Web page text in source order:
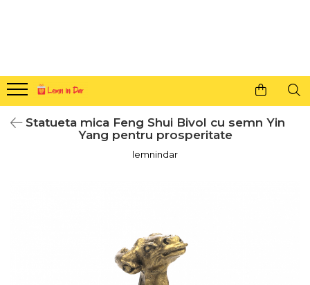
Agende din lemn
Agende 10x10
Semne de carte
Statueta mica Feng Shui Bivol cu semn Yin
Yang pentru prosperitate
lemnindar